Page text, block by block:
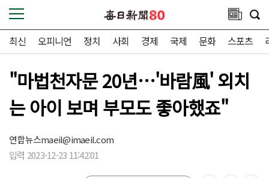
최신 오피니언 정치 사회 경제 국제 문화 스포츠
"마법천자문 20년…'바람風' 외치
는 아이 보며 부모도 좋아했죠"
연합뉴스maeil@imaeil.com
입력 2023-12-23 11:42:01